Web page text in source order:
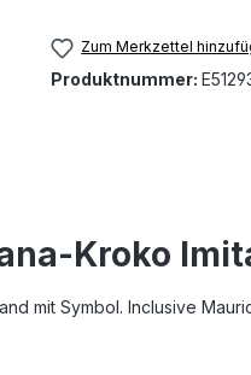
Zum Merkzettel
Produktnummer:
Kroko
mit Symbol. Inclusive